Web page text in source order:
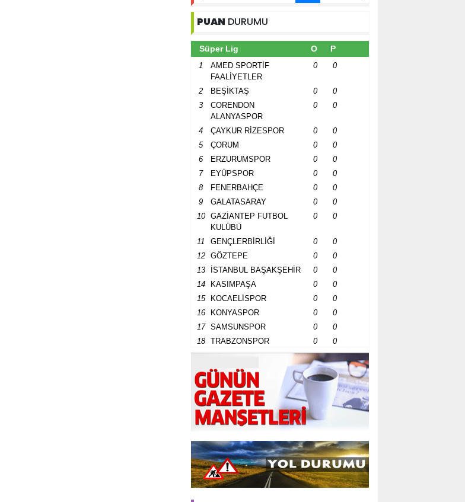
PUAN DURUMU
Süper Lig O P
1
AMED SPORTİF
FAALİYETLER
0 0
2 BEŞİKTAŞ 0
0
3
CORENDON
ALANYASPOR
0 0
4 ÇAYKUR RİZESPOR 0
0
5
ÇORUM 0
0
6
ERZURUMSPOR 0
0
7
EYÜPSPOR 0
0
8
FENERBAHÇE 0
0
9
GALATASARAY 0
0
10
GAZİANTEP FUTBOL
KULÜBÜ
0 0
11 GENÇLERBİRLİĞİ 0
0
12
GÖZTEPE 0
0
13
İSTANBUL BAŞAKŞEHİR 0
0
14
KASIMPAŞA 0
0
15
KOCAELİSPOR 0
0
16
KONYASPOR 0
0
17
SAMSUNSPOR 0
0
18
TRABZONSPOR 0 0